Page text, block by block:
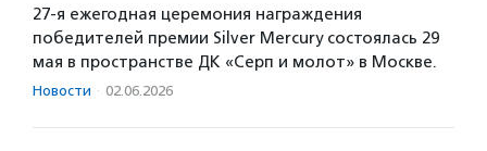
27-я ежегодная церемония награждения
победителей премии Silver Mercury состоялась 29
мая в пространстве ДК «Серп и молот» в Москве.
Новости · 02.06.2026